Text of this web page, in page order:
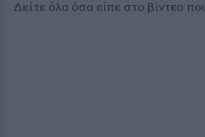
Δείτε όλα όσα είπε στο βίντεο